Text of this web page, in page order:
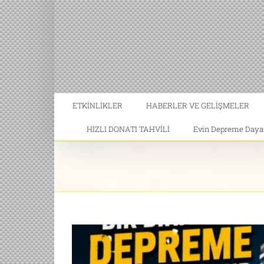
ETKİNLİKLER HABERLER VE GELİŞMELER
HIZLI DONATI TAHVİLİ Evin Depreme